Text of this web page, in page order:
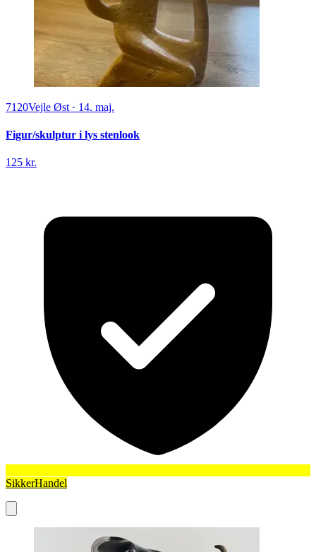
7120Vejle Øst · 14. maj.
Figur/skulptur i lys stenlook
125 kr.
SikkerHandel